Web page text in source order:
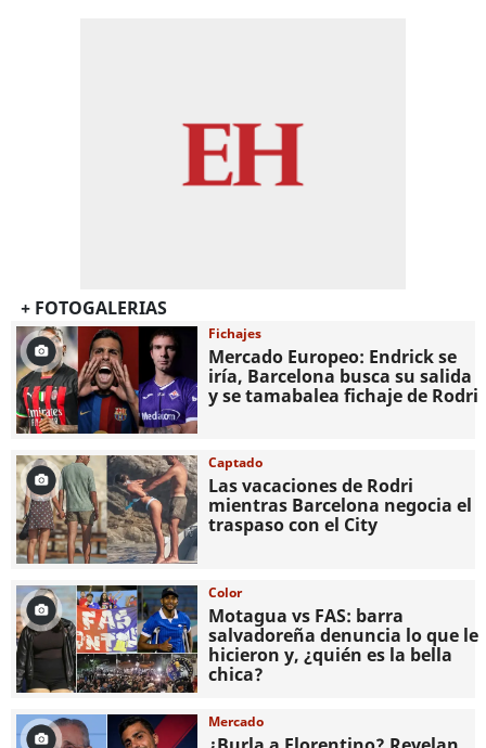
+ FOTOGALERIAS
Fichajes
Mercado Europeo: Endrick se
iría, Barcelona busca su salida
y se tamabalea fichaje de Rodri
Captado
Las vacaciones de Rodri
mientras Barcelona negocia el
traspaso con el City
Color
Motagua vs FAS: barra
salvadoreña denuncia lo que le
hicieron y, ¿quién es la bella
chica?
Mercado